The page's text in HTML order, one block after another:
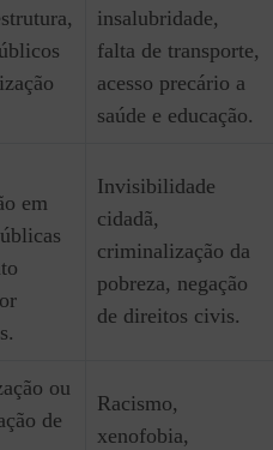
insalubridade,
falta de transporte,
acesso precário a
saúde e educação.
em
Invisibilidade
cidadã,
criminalização da
pobreza, negação
de direitos civis.
ou
de
Racismo,
xenofobia,